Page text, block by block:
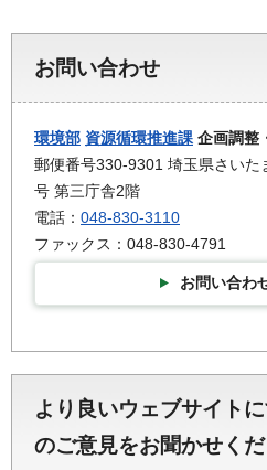
お問い合わせ
環境部 資源循環推進課 企画調整
郵便番号330-9301 埼玉県さいた
号 第三庁舎2階
電話： 048-830-3110
ファックス：048-830-4791
お問い合わ
より良いウェブサイト
のご意見をお聞かせく